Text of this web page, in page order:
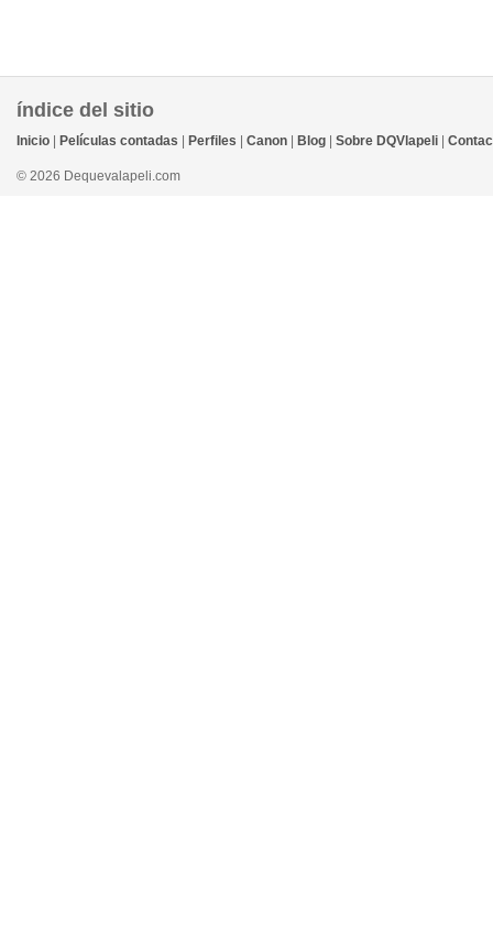
índice del sitio
Inicio Películas contadas Perfiles Canon Blog Sobre DQVlapeli
© 2026 Dequevalapeli.com